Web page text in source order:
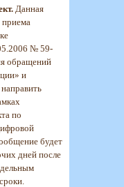
Данная
приема
№ 59-
обращений
и
по
будет
дней после